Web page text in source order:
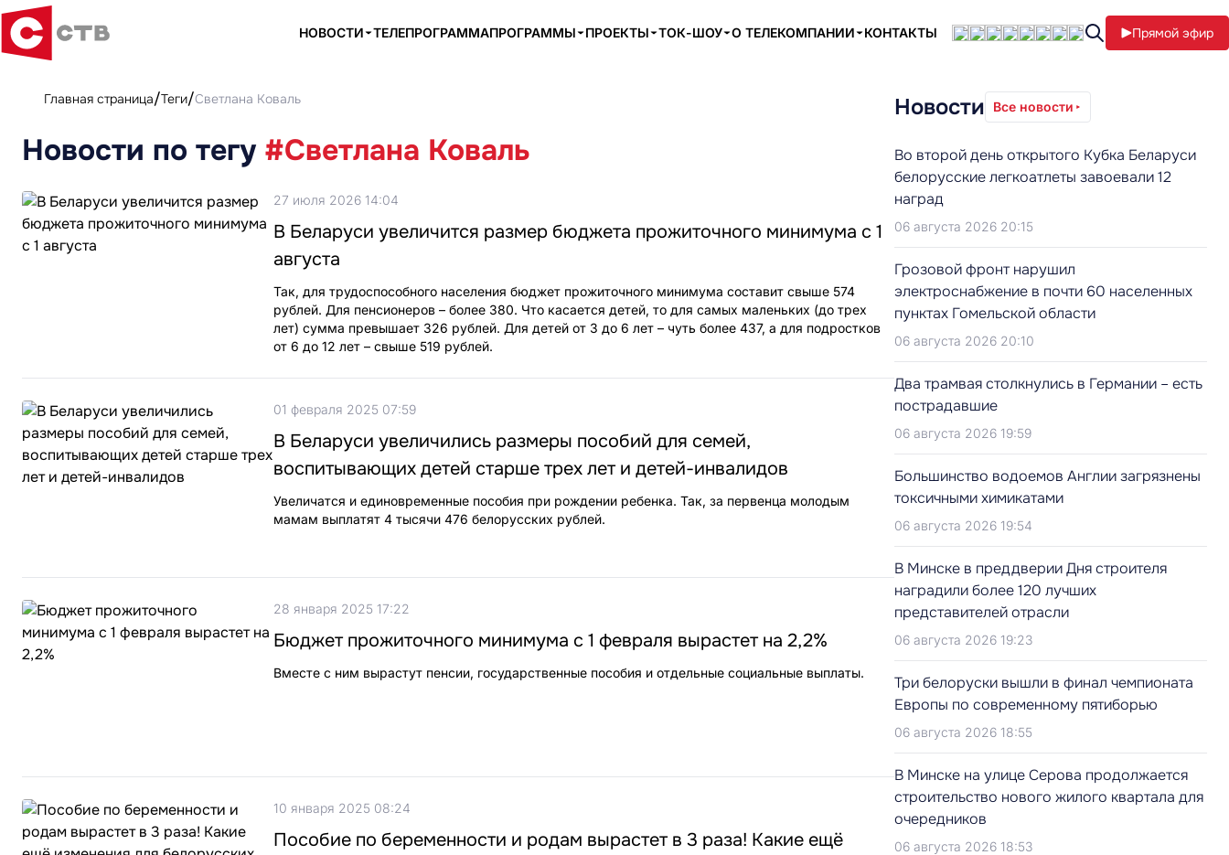
НОВОСТИ ТЕЛЕПРОГРАММАПРОГРАММЫ ПРОЕКТЫ ТОК-ШОУ О ТЕЛЕКОМПАНИИ КОНТАКТЫ Прямой эфир
Главная страница Теги Светлана Коваль
Новости по тегу #Светлана Коваль
27 июля 2026 14:04
В Беларуси увеличится размер бюджета прожиточного минимума с 1
августа
Так, для трудоспособного населения бюджет прожиточного минимума составит свыше 574
рублей. Для пенсионеров – более 380. Что касается детей, то для самых маленьких (до трех
лет) сумма превышает 326 рублей. Для детей от 3 до 6 лет – чуть более 437, а для подростков
от 6 до 12 лет – свыше 519 рублей.
01 февраля 2025 07:59
В Беларуси увеличились размеры пособий для семей,
воспитывающих детей старше трех лет и детей-инвалидов
Увеличатся и единовременные пособия при рождении ребенка. Так, за первенца молодым
мамам выплатят 4 тысячи 476 белорусских рублей.
28 января 2025 17:22
Бюджет прожиточного минимума с 1 февраля вырастет на 2,2%
Вместе с ним вырастут пенсии, государственные пособия и отдельные социальные выплаты.
10 января 2025 08:24
Пособие по беременности и родам вырастет в 3 раза! Какие ещё
Новости Все новости
Во второй день открытого Кубка Беларуси
белорусские легкоатлеты завоевали 12
наград
06 августа 2026 20:15
Грозовой фронт нарушил
электроснабжение в почти 60 населенных
пунктах Гомельской области
06 августа 2026 20:10
Два трамвая столкнулись в Германии – есть
пострадавшие
06 августа 2026 19:59
Большинство водоемов Англии загрязнены
токсичными химикатами
06 августа 2026 19:54
В Минске в преддверии Дня строителя
наградили более 120 лучших
представителей отрасли
06 августа 2026 19:23
Три белоруски вышли в финал чемпионата
Европы по современному пятиборью
06 августа 2026 18:55
В Минске на улице Серова продолжается
строительство нового жилого квартала для
очередников
06 августа 2026 18:53